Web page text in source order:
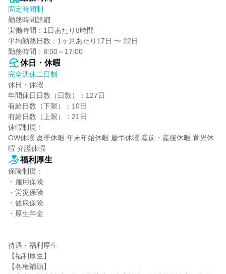
固定時間制
勤務時間詳細
実働時間：1日あたり8時間
平均勤務日数：1ヶ月あたり17日 〜 22日
勤務時間：8:00～17:00
休日・休暇
完全週休二日制
休日・休暇
年間休日日数（日数）：127日
有給日数（下限）：10日
有給日数（上限）：21日
休暇制度：
GW休暇 夏季休暇 年末年始休暇 慶弔休暇 産前・産後休暇 育児休
暇 介護休暇
福利厚生
保険制度：
・雇用保険
・労災保険
・健康保険
・厚生年金
待遇・福利厚生
【福利厚生】
【各種補助】